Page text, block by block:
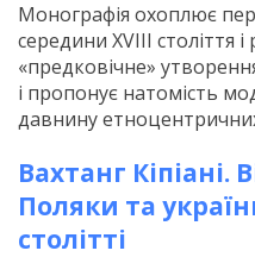
Монографія охоплює
середини XVIII століття
«предковічне»
і пропонує натомість
давнину
Вахтанг Кіпіані.
Поляки та
столітті